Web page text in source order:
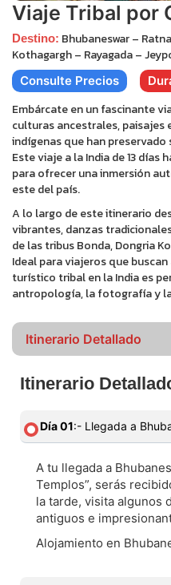
Viaje Tribal por
Destino: Bhubaneswar –
Kothagargh – Rayagada –
Consulte Precios
Embárcate en un fascinante
culturas ancestrales, paisajes
indígenas que han
Este viaje a la India de 13 días
para ofrecer una inmersión
este del país.
A lo largo de este itinerario
vibrantes, danzas
de las tribus Bonda, Dongria
Ideal para viajeros que
turístico tribal en la India es
antropología, la fotografía y
Itinerario Detallado
Itinerario
Día 01:- Llegada a
A tu llegada a
Templos”, serás
la tarde, visita algunos
antiguos e
Alojamiento en